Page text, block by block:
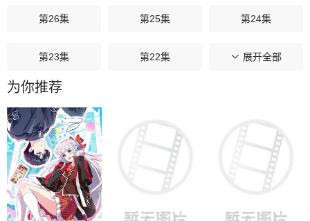
第26集 第25集 第24集
第23集 第22集 第21集
第20集
第17集
第14集 第13集 第12集
第11集 第10集 第09集
展开全部
为你推荐